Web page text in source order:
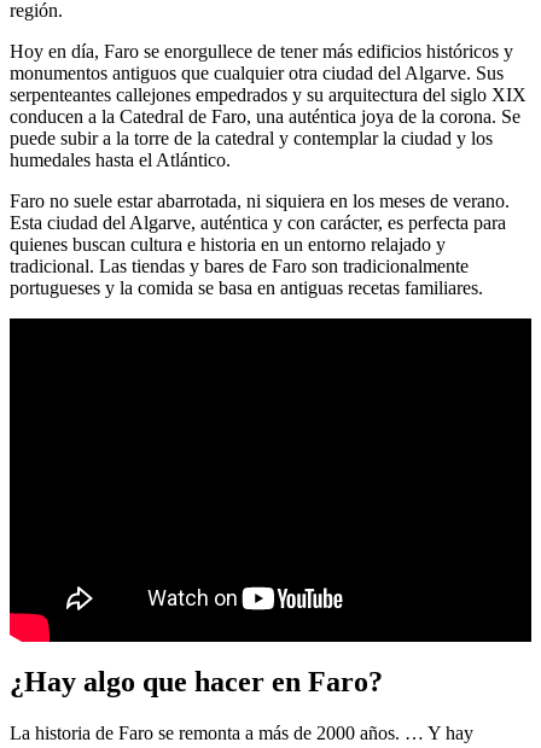
región.
Hoy en día, Faro se enorgullece de tener más edificios históricos y
monumentos antiguos que cualquier otra ciudad del Algarve. Sus
serpenteantes callejones empedrados y su arquitectura del siglo XIX
conducen a la Catedral de Faro, una auténtica joya de la corona. Se
puede subir a la torre de la catedral y contemplar la ciudad y los
humedales hasta el Atlántico.
Faro no suele estar abarrotada, ni siquiera en los meses de verano.
Esta ciudad del Algarve, auténtica y con carácter, es perfecta para
quienes buscan cultura e historia en un entorno relajado y
tradicional. Las tiendas y bares de Faro son tradicionalmente
portugueses y la comida se basa en antiguas recetas familiares.
¿Hay algo que hacer en Faro?
La historia de Faro se remonta a más de 2000 años. … Y hay